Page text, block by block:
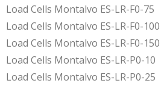
Load Cells Montalvo ES-LR-F0-75
Load Cells Montalvo ES-LR-F0-100
Load Cells Montalvo ES-LR-F0-150
Load Cells Montalvo ES-LR-P0-10
Load Cells Montalvo ES-LR-P0-25